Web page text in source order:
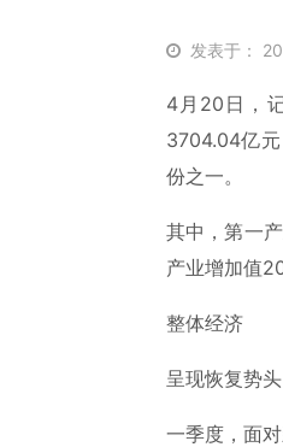
发表于：
4月20日，
3704.04亿
份之一。
其中，第一
产业增加值
整体经济
呈现恢复势头
一季度，面